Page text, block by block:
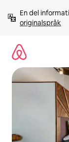
innehåll
En del
originalspråk